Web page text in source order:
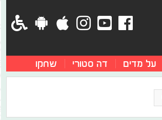
על מדים דה סטורי שחקו